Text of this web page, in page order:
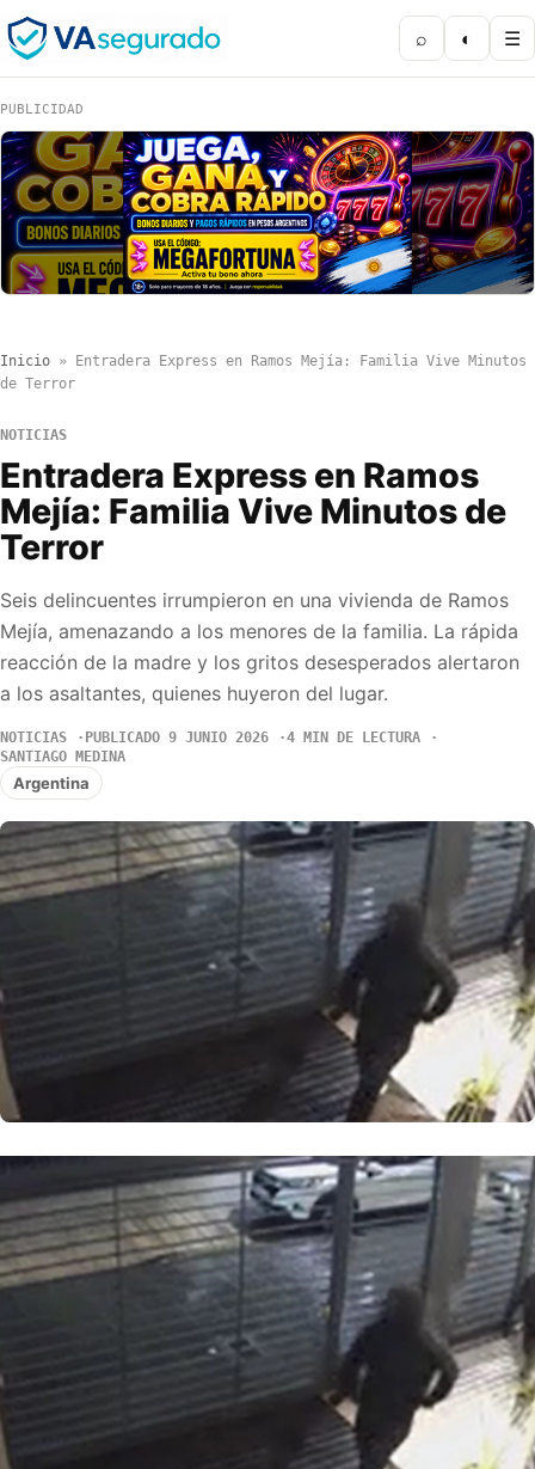
⌕ ◐ ☰
PUBLICIDAD
Inicio »
Entradera Express en Ramos Mejía: Familia Vive Minutos
de Terror
NOTICIAS
Entradera Express en Ramos
Mejía: Familia Vive Minutos de
Terror
Seis delincuentes irrumpieron en una vivienda de Ramos
Mejía, amenazando a los menores de la familia. La rápida
reacción de la madre y los gritos desesperados alertaron
a los asaltantes, quienes huyeron del lugar.
NOTICIAS PUBLICADO 9 JUNIO 2026
4 MIN DE LECTURA
SANTIAGO MEDINA
Argentina